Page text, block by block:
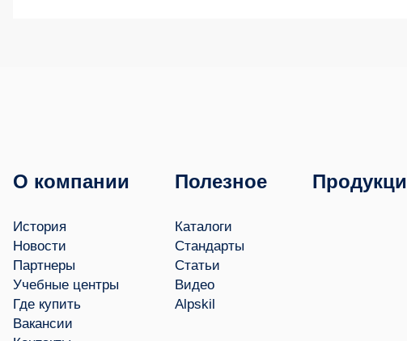
О компании
История
Новости
Партнеры
Учебные центры
Где купить
Вакансии
Полезное
Каталоги
Стандарты
Статьи
Видео
Alpskil